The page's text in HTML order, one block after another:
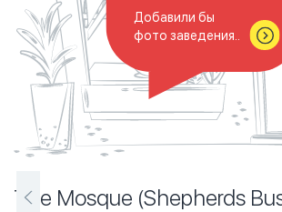
Добавили бы
фото заведения..
The Mosque (Shepherds